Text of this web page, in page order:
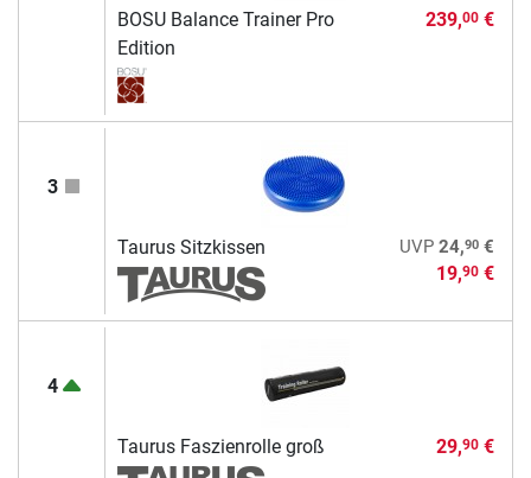
BOSU Balance Trainer Pro
Edition
239,00€
3
Taurus Sitzkissen UVP 24,90€
19,90€
4
Taurus Faszienrolle groß 29,90€